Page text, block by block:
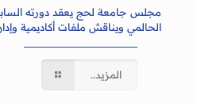
مجلس جامعة لحج يعقد دورته
الحالمي ويناقش ملفات أكاديمية
المزيد..